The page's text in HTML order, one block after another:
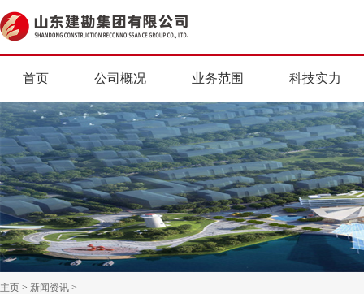
首页 公司概况 业务范围 科技实力
主页 > 新闻资讯 >